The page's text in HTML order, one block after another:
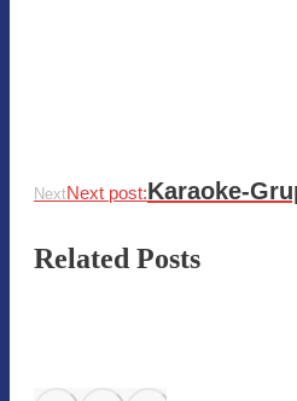
NextNext post:Karaoke-
Related Posts